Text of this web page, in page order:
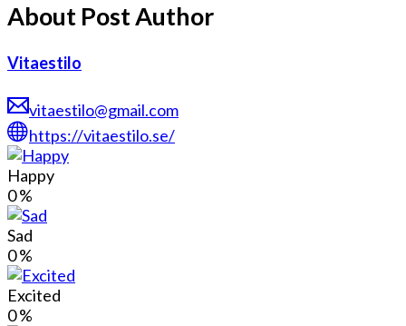
About Post Author
Vitaestilo
vitaestilo@gmail.com
https://vitaestilo.se/
Happy
0%
Sad
0%
Excited
0%